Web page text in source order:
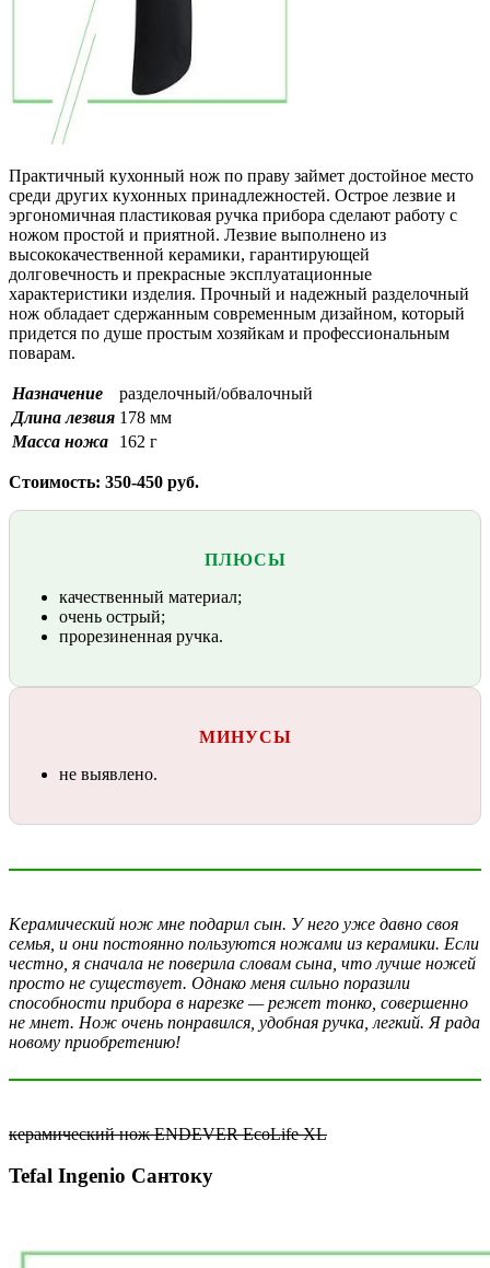
Практичный кухонный нож по праву займет достойное место
среди других кухонных принадлежностей. Острое лезвие и
эргономичная пластиковая ручка прибора сделают работу с
ножом простой и приятной. Лезвие выполнено из
высококачественной керамики, гарантирующей
долговечность и прекрасные эксплуатационные
характеристики изделия. Прочный и надежный разделочный
нож обладает сдержанным современным дизайном, который
придется по душе простым хозяйкам и профессиональным
поварам.
Назначение
разделочный/обвалочный
Длина лезвия 178 мм
Масса ножа
162 г
Стоимость: 350-450 руб.
ПЛЮСЫ
качественный материал;
очень острый;
прорезиненная ручка.
МИНУСЫ
не выявлено.
Керамический нож мне подарил сын. У него уже давно своя
семья, и они постоянно пользуются ножами из керамики. Если
честно, я сначала не поверила словам сына, что лучше ножей
просто не существует. Однако меня сильно поразили
способности прибора в нарезке — режет тонко, совершенно
не мнет. Нож очень понравился, удобная ручка, легкий. Я рада
новому приобретению!
керамический нож ENDEVER EcoLife XL
Tefal Ingenio Сантоку